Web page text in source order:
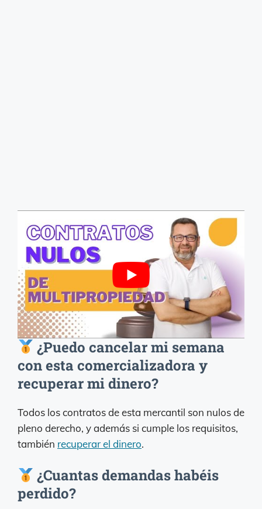
¿Puedo cancelar mi semana
con esta comercializadora y
recuperar mi dinero?
Todos los contratos de esta mercantil son nulos de
pleno derecho, y además si cumple los requisitos,
también recuperar el dinero.
¿Cuantas demandas habéis
perdido?